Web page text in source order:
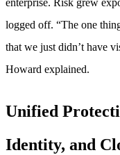
enterprise. Risk grew
logged off. “The one
that we just didn’t have
Howard explained.
Unified
Identity, and